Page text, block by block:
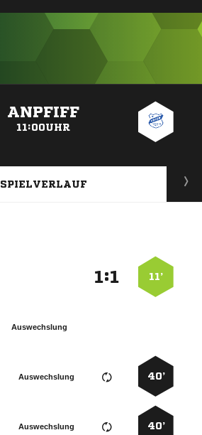
ANPFIFF
11:00UHR
SPIELVERLAUF
11’
:
Auswechslung
40’
Auswechslung
40’
Auswechslung